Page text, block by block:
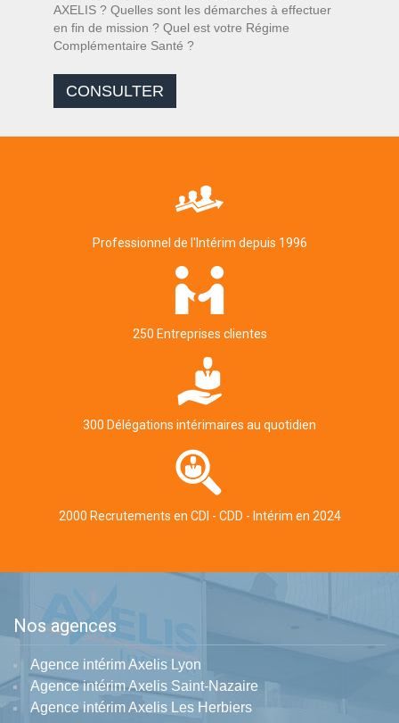
AXELIS ? Quelles sont les démarches à effectuer
en fin de mission ? Quel est votre Régime
Complémentaire Santé ?
CONSULTER
Professionnel de l'Intérim depuis 1996
250 Entreprises clientes
300 Délégations intérimaires au quotidien
2000 Recrutements en CDI - CDD - Intérim en 2024
Nos agences
Agence intérim Axelis Lyon
Agence intérim Axelis Saint-Nazaire
Agence intérim Axelis Les Herbiers